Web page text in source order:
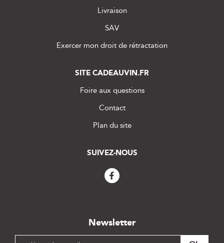
Livraison
SAV
Exercer mon droit de rétractation
SITE CADEAUVIN.FR
Foire aux questions
Contact
Plan du site
SUIVEZ-NOUS
Newsletter
I